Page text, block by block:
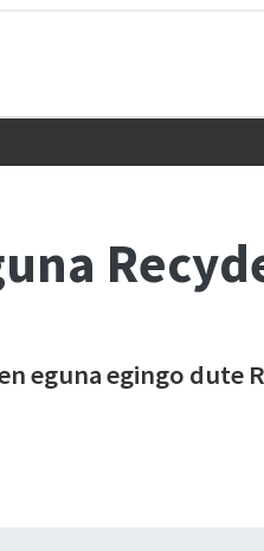
eguna egingo dute